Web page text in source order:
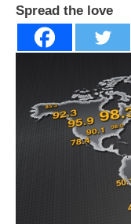
Spread the love